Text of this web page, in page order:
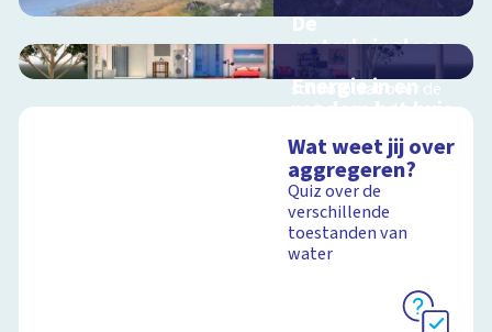
De
waterkringloop
Interactieve
schoolplaat over de
cyclus van water op
Schoolplaat
Energie in en
rondom het huis
schoolplaat in en
rondom het huis
Wat weet jij over
aggregeren?
Quiz over de
verschillende
toestanden van
water